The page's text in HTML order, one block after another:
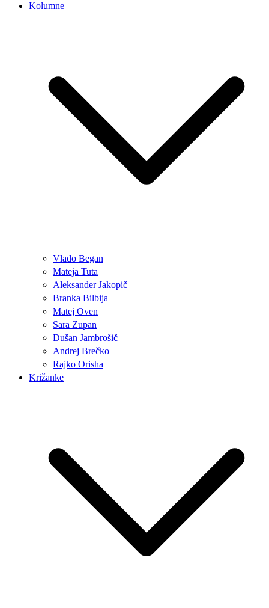
Kolumne
Vlado Began
Mateja Tuta
Aleksander Jakopič
Branka Bilbija
Matej Oven
Sara Zupan
Dušan Jambrošič
Andrej Brečko
Rajko Orisha
Križanke